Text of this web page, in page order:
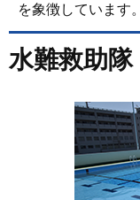
を象徴しています。
水難救助隊